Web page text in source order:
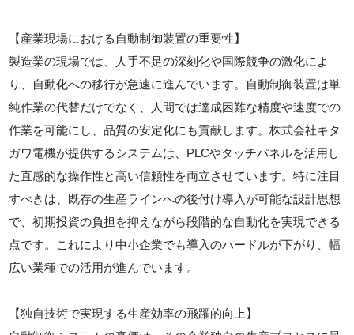
【産業現場における自動制御装置の重要性】
製造業の現場では、人手不足の深刻化や国際競争の激化によ
り、自動化への移行が急速に進んでいます。自動制御装置は単
純作業の代替だけでなく、人間では達成困難な精度や速度での
作業を可能にし、品質の安定化にも貢献します。株式会社キタ
ガワ電機が提供するシステムは、PLCやタッチパネルを活用し
た直感的な操作性と高い信頼性を両立させています。特に注目
すべきは、既存の生産ラインへの後付け導入が可能な設計思想
で、初期投資の負担を抑えながら段階的な自動化を実現できる
点です。これにより中小企業でも導入のハードルが下がり、幅
広い業種での活用が進んでいます。
【独自技術で実現する生産効率の飛躍的向上】